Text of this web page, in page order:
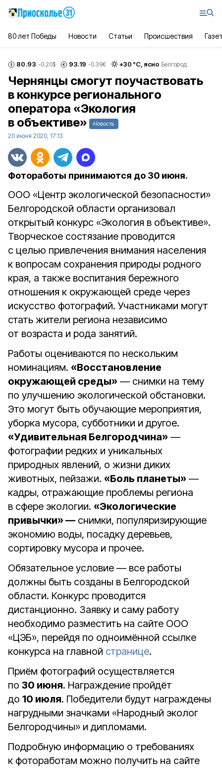
80 лет Победы Новости Статьи Происшествия
80.93 -0.20$ 93.19 -0.39€ +30 °С, ясно Белгород
Чернянцы смогут поучаствовать
в конкурсе регионального
оператора «Экология
в объективе»
Новость
20 июня 2020, 17:13
Фотоработы принимаются до 30 июня.
ООО «Центр экологической безопасности»
Белгородской области организовал
открытый конкурс «Экология в объективе».
Творческое состязание проводится
с целью привлечения внимания населения
к вопросам сохранения природы родного
края, а также воспитания бережного
отношения к окружающей среде через
искусство фотографий. Участниками могут
стать жители региона независимо
от возраста и рода занятий.
Работы оцениваются по нескольким
номинациям. «Восстановление
окружающей среды» — снимки на тему
по улучшению экологической обстановки.
Это могут быть обучающие мероприятия,
уборка мусора, субботники и другое.
«Удивительная Белгородчина» —
фотографии редких и уникальных
природных явлений, о жизни диких
животных, пейзажи. «Боль планеты» —
кадры, отражающие проблемы региона
в сфере экологии. «Экологические
привычки» — снимки, популяризирующие
экономию воды, посадку деревьев,
сортировку мусора и прочее.
Обязательное условие — все работы
должны быть созданы в Белгородской
области. Конкурс проводится
дистанционно. Заявку и саму работу
необходимо разместить на сайте ООО
«ЦЭБ», перейдя по одноимённой ссылке
конкурса на главной странице.
Приём фотографий осуществляется
по 30 июня. Награждение пройдёт
до 10 июля. Победители будут награждены
нагрудными значками «Народный эколог
Белгородчины» и дипломами.
Подробную информацию о требованиях
к фотоработам можно получить на сайте